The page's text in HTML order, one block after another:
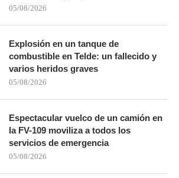
05/08/2026
Explosión en un tanque de
combustible en Telde: un fallecido y
varios heridos graves
05/08/2026
Espectacular vuelco de un camión en
la FV-109 moviliza a todos los
servicios de emergencia
05/08/2026